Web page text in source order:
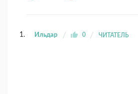
Ильдар 0 ЧИТАТЕЛЬ